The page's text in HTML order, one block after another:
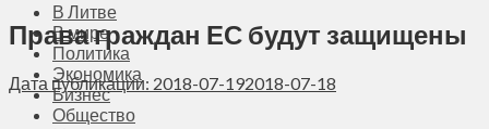
В Литве
В мире
Политика
Экономика
Бизнес
Общество
Права граждан ЕС будут защищены
Дата публикации: 2018-07-192018-07-18